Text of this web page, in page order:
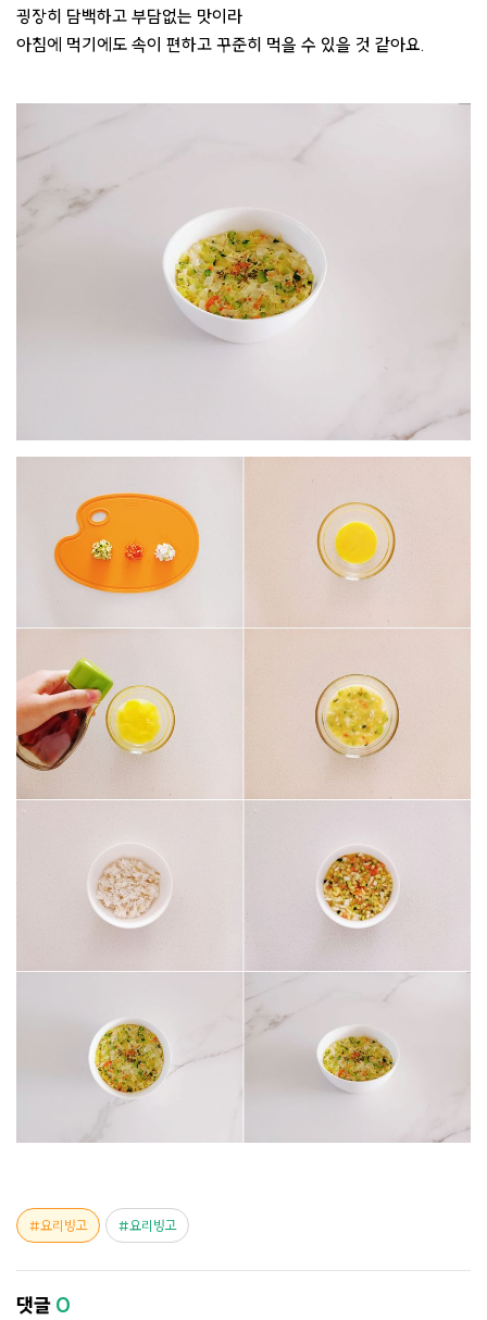
굉장히 담백하고 부담없는 맛이라
아침에 먹기에도 속이 편하고 꾸준히 먹을 수 있을 것 같아요.
요리빙고 요리빙고
댓글 0